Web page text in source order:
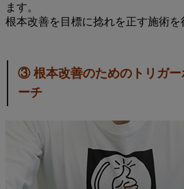
ます。
根本改善を目標に捻れを正す施術を
③ 根本改善のための​​​​​トリガー
ーチ